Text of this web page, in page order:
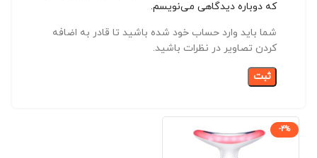
که دوباره دیدگاهی می‌نویسم.
شما باید وارد حساب خود شده باشید تا قادر به اضافه
کردن تصاویر در نظرات باشید.
-4%